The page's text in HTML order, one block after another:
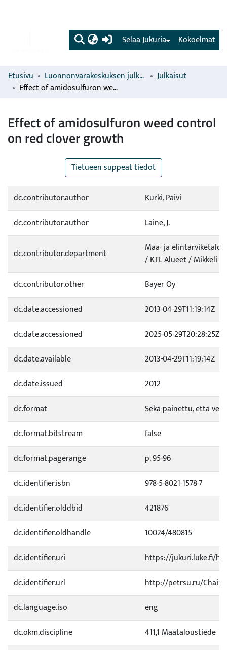
(current) Kokoelmat
Selaa Jukuria
Etusivu Luonnonvarakeskuksen julkaisut
Julkaisut
Effect of amidosulfuron weed control on red clover growth
Effect of amidosulfuron weed control
on red clover growth
Tietueen suppeat tiedot
dc.contributor.author
Kurki, Päivi
dc.contributor.author
Laine, J.
dc.contributor.department
Maa- ja
/ KTL Alueet / Mikkeli
dc.contributor.other
Bayer Oy
dc.date.accessioned
2013-04-29T11:19:14Z
dc.date.accessioned
2025-05-29T20:28:25Z
dc.date.available
2013-04-29T11:19:14Z
dc.date.issued
2012
dc.format
Sekä painettu, että
dc.format.bitstream
false
dc.format.pagerange
p. 95-96
dc.identifier.isbn
978-5-8021-1578-7
dc.identifier.olddbid
421876
dc.identifier.oldhandle
10024/480815
dc.identifier.uri
https://jukuri.luke.fi/
dc.identifier.url
http://petrsu.ru/
dc.language.iso
eng
dc.okm.discipline
411,1 Maataloustiede